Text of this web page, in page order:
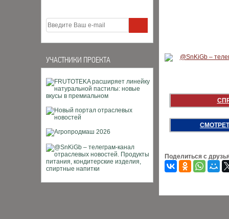
УЧАСТНИКИ ПРОЕКТА
Поделиться с